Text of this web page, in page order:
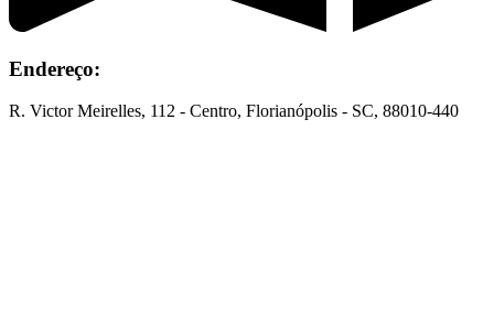
Endereço:
R. Victor Meirelles, 112 - Centro, Florianópolis - SC, 88010-440